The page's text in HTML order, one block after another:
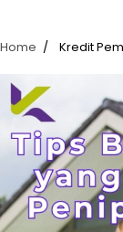
Home Kredit